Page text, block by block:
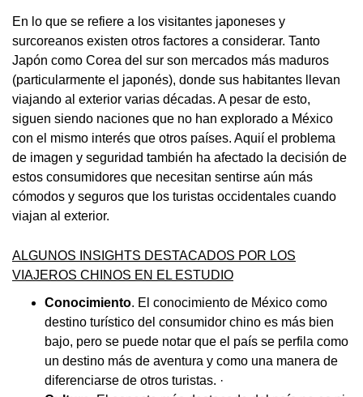
En lo que se refiere a los visitantes japoneses y
surcoreanos existen otros factores a considerar. Tanto
Japón como Corea del sur son mercados más maduros
(particularmente el japonés), donde sus habitantes llevan
viajando al exterior varias décadas. A pesar de esto,
siguen siendo naciones que no han explorado a México
con el mismo interés que otros países. Aquií el problema
de imagen y seguridad también ha afectado la decisión de
estos consumidores que necesitan sentirse aún más
cómodos y seguros que los turistas occidentales cuando
viajan al exterior.
ALGUNOS INSIGHTS DESTACADOS POR LOS
VIAJEROS CHINOS EN EL ESTUDIO
Conocimiento. El conocimiento de México como
destino turístico del consumidor chino es más bien
bajo, pero se puede notar que el país se perfila como
un destino más de aventura y como una manera de
diferenciarse de otros turistas. ·